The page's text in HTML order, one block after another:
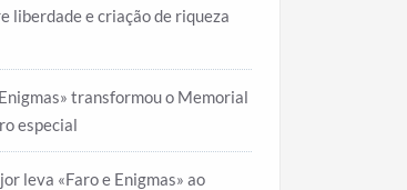
liberdade e criação de riqueza
transformou o Memorial
especial
leva «Faro e Enigmas» ao